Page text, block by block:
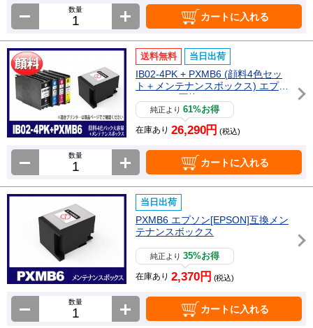
数量
カートに入れる
送料無料 当日出荷
IB02-4PK + PXMB6 (顔料4色セッ
ト＋メンテナンスボックス) エプソ
ン[Epson]互換インクカートリッジ
純正より61%お得
在庫あり 26,290円 (税込)
数量
カートに入れる
当日出荷
PXMB6 エプソン[EPSON]互換メン
テナンスボックス
純正より35%お得
在庫あり 2,370円 (税込)
数量
カートに入れる